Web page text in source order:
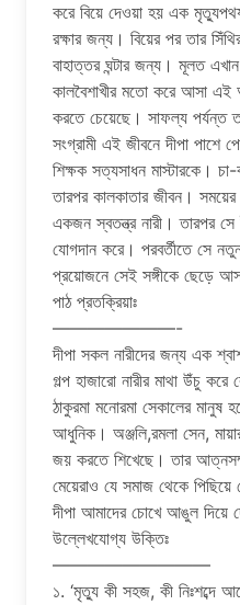
করে বিয়ে দেওয়া হয় এক
রক্ষার জন্য। বিয়ের পর তার
বাহাত্তর ঘন্টার জন্য। মূলত এখান
কালবৈশাখীর মতো করে আসা
করতে চেয়েছে। সাফল্য পর্যন্ত
সংগ্রামী এই জীবনে দীপা পাশে
শিক্ষক সত্যসাধন মাস্টারকে।
তারপর কালকাতার জীবন।
একজন স্বতন্ত্র নারী। তারপর সে
যোগদান করে। পরবর্তীতে সে
প্রয়োজনে সেই সঙ্গীকে ছেড়ে
পাঠ প্রতক্রিয়াঃ
———————-
দীপা সকল নারীদের জন্য এক
গল্প হাজারো নারীর মাথা উঁচু করে
ঠাকুরমা মনোরমা সেকালের মানুষ
আধুনিক। অঞ্জলি,রমলা সেন,
জয় করতে শিখেছে। তার
মেয়েরাও যে সমাজ থেকে
দীপা আমাদের চোখে আঙুল দিয়ে
উল্লেখযোগ্য উক্তিঃ
—————————
১. ‘মৃত্যু কী সহজ, কী নিঃশব্দে